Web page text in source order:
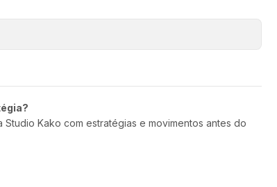
Studio Kako com estratégias e movimentos antes do